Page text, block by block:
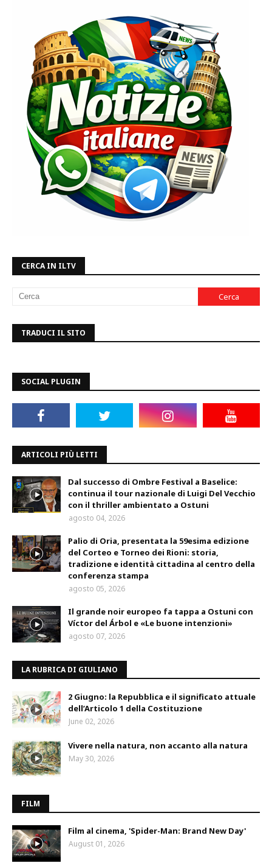
CERCA IN ILTV
TRADUCI IL SITO
SOCIAL PLUGIN
ARTICOLI PIÙ LETTI
Dal successo di Ombre Festival a Baselice:
continua il tour nazionale di Luigi Del Vecchio
con il thriller ambientato a Ostuni
agosto 04, 2026
Palio di Oria, presentata la 59esima edizione
del Corteo e Torneo dei Rioni: storia,
tradizione e identità cittadina al centro della
conferenza stampa
agosto 05, 2026
Il grande noir europeo fa tappa a Ostuni con
Víctor del Árbol e «Le buone intenzioni»
agosto 07, 2026
LA RUBRICA DI GIULIANO
2 Giugno: la Repubblica e il significato attuale
dell’Articolo 1 della Costituzione
June 02, 2026
Vivere nella natura, non accanto alla natura
May 30, 2026
FILM
Film al cinema, 'Spider-Man: Brand New Day'
August 01, 2026